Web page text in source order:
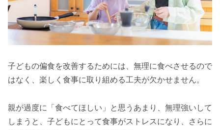
子どもの偏食を改善するためには、無理に食べさせるので
はなく、楽しく食事に取り組める工夫が欠かせません。
親が過度に「食べてほしい」と思うあまり、無理強いして
しまうと、子どもにとって食事がストレスになり、さらに